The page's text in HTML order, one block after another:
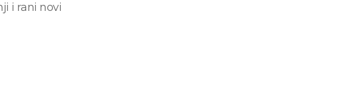
i rani novi